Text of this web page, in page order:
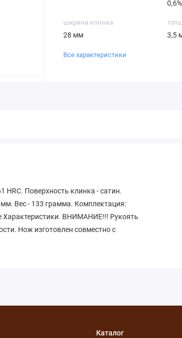
0,6%
ширина клинка
28 мм 3,5
Все характеристики
Поверхность клинка - сатин.
Вес - 133 грамма. Комплектация:
Характеристики. ВНИМАНИЕ!!! Рукоять
Нож изготовлен совместно с
Каталог